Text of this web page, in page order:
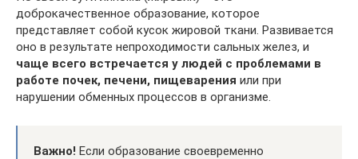
доброкачественное образование, которое
представляет собой кусок жировой ткани. Развивается
оно в результате непроходимости сальных желез, и
чаще всего встречается у людей с проблемами в
работе почек, печени, пищеварения или при
нарушении обменных процессов в организме.
Важно! Если образование своевременно